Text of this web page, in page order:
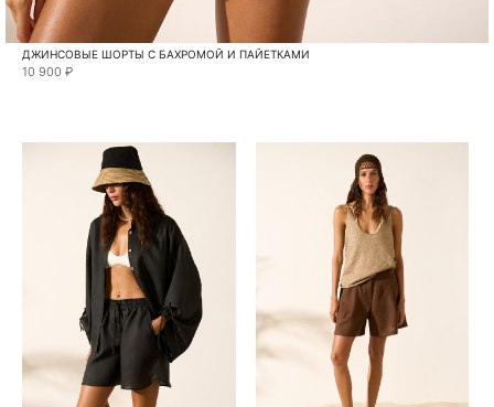
ДЖИНСОВЫЕ ШОРТЫ С БАХРОМОЙ И ПАЙЕТКАМИ
10 900 ₽